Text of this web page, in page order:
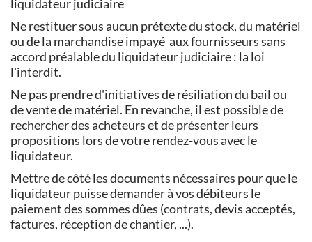
liquidateur judiciaire
Ne restituer sous aucun prétexte du stock, du matériel
ou de la marchandise impayé aux fournisseurs sans
accord préalable du liquidateur judiciaire : la loi
l'interdit.
Ne pas prendre d'initiatives de résiliation du bail ou
de vente de matériel. En revanche, il est possible de
rechercher des acheteurs et de présenter leurs
propositions lors de votre rendez-vous avec le
liquidateur.
Mettre de côté les documents nécessaires pour que le
liquidateur puisse demander à vos débiteurs le
paiement des sommes dûes (contrats, devis acceptés,
factures, réception de chantier, ...).